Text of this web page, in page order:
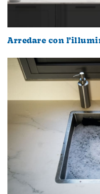
Arredare con